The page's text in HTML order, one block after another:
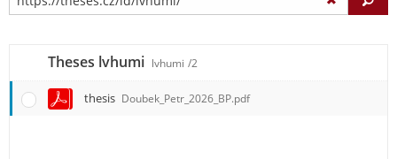
Theses lvhumi lvhumi /2
thesis Doubek_Petr_2026_BP.pdf